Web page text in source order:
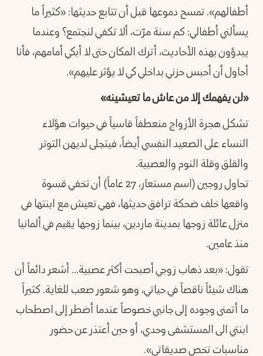
أطفالهم». تمسح دموعها قبل أن تتابع حديثها: «كثيراً ما
يسألني أطفالي: كم سنة مرّت، ألا تكفي لنجتمع؟ وعندما
يبدؤون بهذه الأحاديث، أترك المكان حتى لا أبكي أمامهم، فأنا
أحاول أن أحبس حزني بداخلي كي لا يؤثر عليهم».
«لن يفهمك إلا من عاش ما تعيشينه»
تشكل هجرة الأزواج منعطفاً قاسياً في حيوات هؤلاء
النساء على الصعيد النفسي أيضاً، فيتجلى لديهن التوتر
والقلق وقلة النوم والعصبية.
تحاول روجين (اسم مستعار، 27 عاماً) أن تخفي قسوة
واقعها خلف ضحكة ترافق حديثها، فهي تعيش مع ابنتها في
منزل عائلة زوجها بمدينة ماردين، بينما زوجها يقيم في ألمانيا
منذ عامين.
تقول: «بعد ذهاب زوجي أصبحت أكثر عصبية... أشعر دائماً أن
هناك شيئاً ناقصاً في حياتي، وهو شعور صعب للغاية. كثيراً
ما أتمنى وجوده إلى جانبي خصوصاً عندما أضطر إلى اصطحاب
ابنتي الى المستشفى وحدي، أو حين أعتذر عن حضور
مناسبات تخص صديقاتي».